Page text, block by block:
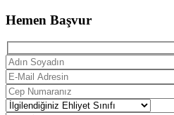
Hemen Başvur